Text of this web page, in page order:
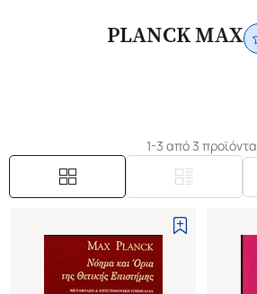
PLANCK MAX
1-3 από 3 προϊόντα